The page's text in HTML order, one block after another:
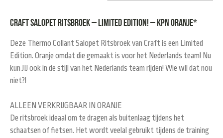
Craft Salopet Ritsbroek – Limited Edition! – KPN Oranje*
Deze Thermo Collant Salopet Ritsbroek van Craft is een Limited
Edition. Oranje omdat die gemaakt is voor het Nederlands team! Nu
kun JIJ ook in de stijl van het Nederlands team rijden! Wie wil dat nou
niet?!
ALLEEN VERKRIJGBAAR IN ORANJE
De ritsbroek ideaal om te dragen als buitenlaag tijdens het
schaatsen of fietsen. Het wordt veelal gebruikt tijdens de training